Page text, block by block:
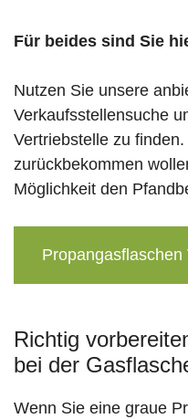
Für beides sind Sie
Nutzen Sie unsere
Verkaufsstellensuche
Vertriebstelle zu
zurückbekommen
Möglichkeit den
Richtig
bei der
Wenn Sie eine graue